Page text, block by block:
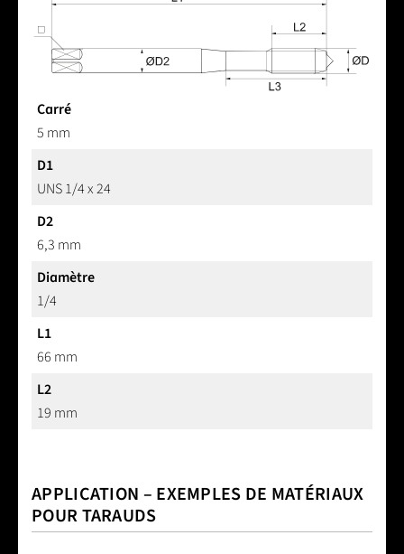
Carré
5 mm
D1
UNS 1/4 x 24
D2
6,3 mm
Diamètre
1/4
L1
66 mm
L2
19 mm
APPLICATION – EXEMPLES DE MATÉRIAUX
POUR TARAUDS